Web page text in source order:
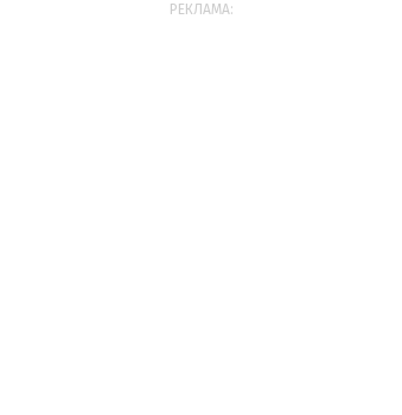
РЕКЛАМА: